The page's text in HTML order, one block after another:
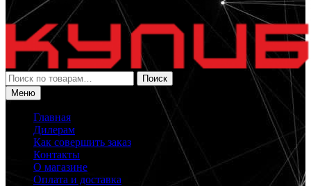
Искать:
Поиск
Меню
Главная
Дилерам
Как совершить заказ
Контакты
О магазине
Оплата и доставка